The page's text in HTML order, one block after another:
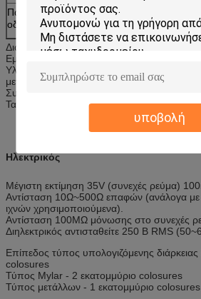
υποβολή
Παράθυρα
οδηγήσεων:
σαφής ή διαφανής με όλα
Διακόπτες μεμβρανών με το κύκλωμα FPC:
Εμφάνιση της Νίκαιας και καλή συμπίεση
Υλικό: Το Autotype PET, κατασκευασμένο
μεταλλίνη τελειώνει, PVC
Συνδετήρας: Nicomatic, FCI, Molex,
Τα προσαρμοσμένα σχέδια γίνονται
Ηλεκτρικός
Μέγιστη εκτίμηση 35V (συνεχές ρεύμα)
Αντίσταση 10Ω~500Ω επαφών (ανάλογα με
ιχνών χρησιμοποιούμενα).
Αντίσταση 100MΩ μόνωσης στο συνεχές
Διηλεκτρικός αντισταθείτε 250 Β RMS
Επίπεδος τύπος υπολογιζόμενης
colosures
Τύπος Mylar - 2 εκατομμύριο colosures
Τύπος μετάλλων - 1 εκατομμύριο colosures